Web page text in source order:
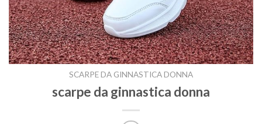
SCARPE DA GINNASTICA DONNA
scarpe da ginnastica donna